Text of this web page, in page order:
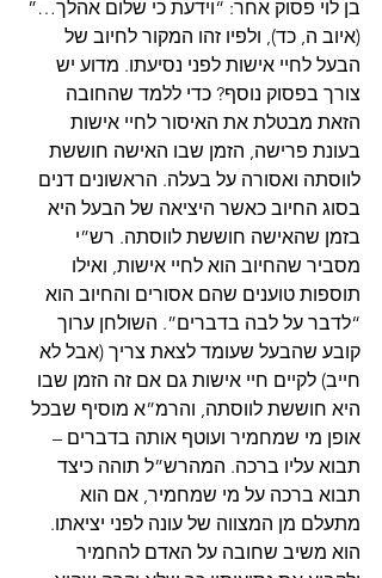
בן לוי פסוק אחר: “וידעת כי שלום אהלך…”
(איוב ה, כד), ולפיו זהו המקור לחיוב של
הבעל לחיי אישות לפני נסיעתו. מדוע יש
צורך בפסוק נוסף? כדי ללמד שהחובה
הזאת מבטלת את האיסור לחיי אישות
בעונת פרישה, הזמן שבו האישה חוששת
לווסתה ואסורה על בעלה. הראשונים דנים
בסוג החיוב כאשר היציאה של הבעל היא
בזמן שהאישה חוששת לווסתה. רש”י
מסביר שהחיוב הוא לחיי אישות, ואילו
תוספות טוענים שהם אסורים והחיוב הוא
“לדבר על לבה בדברים”. השולחן ערוך
קובע שהבעל שעומד לצאת צריך (אבל לא
חייב) לקיים חיי אישות גם אם זה הזמן שבו
היא חוששת לווסתה, והרמ”א מוסיף שבכל
אופן מי שמחמיר ועוטף אותה בדברים –
תבוא עליו ברכה. המהרש”ל תוהה כיצד
תבוא ברכה על מי שמחמיר, אם הוא
מתעלם מן המצווה של עונה לפני יציאתו.
הוא משיב שחובה על האדם להחמיר